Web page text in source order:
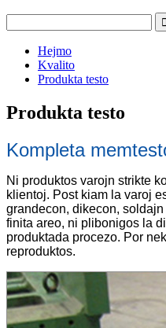
Hejmo
Kvalito
Produkta testo
Produkta testo
Kompleta
Ni produktos varojn strikte
klientoj. Post kiam la varoj
grandecon, dikecon,
finita areo, ni plibonigos la
produktada procezo. Por
reproduktos.